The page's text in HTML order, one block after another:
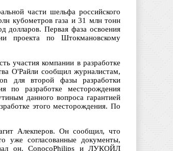
части шельфа российского
кубометров газа и 31 млн тонн
долларов. Первая фаза освоения
проекта по Штокмановскому
участия компании в разработке
О'Райли сообщил журналистам,
для второй фазы разработки
по разработке месторождения
данного вопроса гарантией
этого месторождения. По
Алекперов. Он сообщил, что
согласованные документы,
он. ConocoPhilips и ЛУКОЙЛ